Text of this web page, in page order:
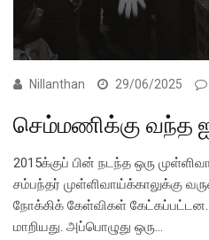
Nillanthan 29/06/2025
செம்மணிக்கு வந்த
2015க்குப் பின் நடந்த ஒரு
சம்பந்தர் முள்ளிவாய்க்காலுக்கு
நோக்கிக் கேள்விகள்
மாறியது. அப்பொழுது ஒரு…